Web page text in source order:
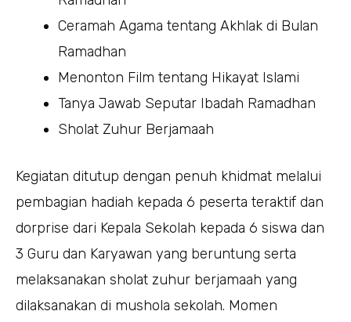
Ceramah Agama tentang Akhlak di Bulan
Ramadhan
Menonton Film tentang Hikayat Islami
Tanya Jawab Seputar Ibadah Ramadhan
Sholat Zuhur Berjamaah
Kegiatan ditutup dengan penuh khidmat melalui
pembagian hadiah kepada 6 peserta teraktif dan
dorprise dari Kepala Sekolah kepada 6 siswa dan
3 Guru dan Karyawan yang beruntung serta
melaksanakan sholat zuhur berjamaah yang
dilaksanakan di mushola sekolah. Momen